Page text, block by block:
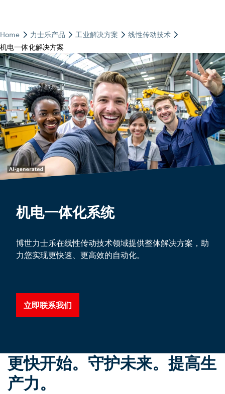
机电一体化系统
博世力士乐在线性传动技术领域提供整体解决方案，助
力您实现更快速、更高效的自动化。
立即联系我们
更快开始。守护未来。提高生
产力。